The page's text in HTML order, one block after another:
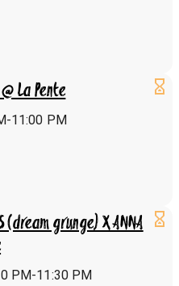
La Pente
11:00 PM
(dream grunge) X ANNA
PM-11:30 PM